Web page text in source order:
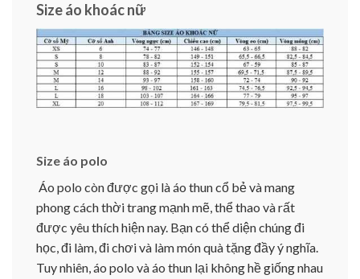
Size áo khoác nữ
Size áo polo
Áo polo còn được gọi là áo thun cổ bẻ và mang
phong cách thời trang mạnh mẽ, thể thao và rất
được yêu thích hiện nay. Bạn có thể diện chúng đi
học, đi làm, đi chơi và làm món quà tặng đầy ý nghĩa.
Tuy nhiên, áo polo và áo thun lại không hề giống nhau